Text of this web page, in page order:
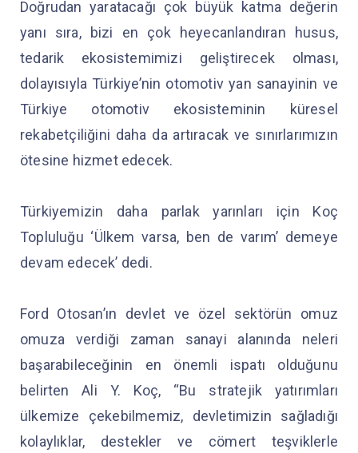
Doğrudan yaratacağı çok büyük katma değerin
yanı sıra, bizi en çok heyecanlandıran husus,
tedarik ekosistemimizi geliştirecek olması,
dolayısıyla Türkiye’nin otomotiv yan sanayinin ve
Türkiye otomotiv ekosisteminin küresel
rekabetçiliğini daha da artıracak ve sınırlarımızın
ötesine hizmet edecek.
Türkiyemizin daha parlak yarınları için Koç
Topluluğu ‘Ülkem varsa, ben de varım’ demeye
devam edecek’ dedi.
Ford Otosan’ın devlet ve özel sektörün omuz
omuza verdiği zaman sanayi alanında neleri
başarabileceğinin en önemli ispatı olduğunu
belirten Ali Y. Koç, “Bu stratejik yatırımları
ülkemize çekebilmemiz, devletimizin sağladığı
kolaylıklar, destekler ve cömert teşviklerle